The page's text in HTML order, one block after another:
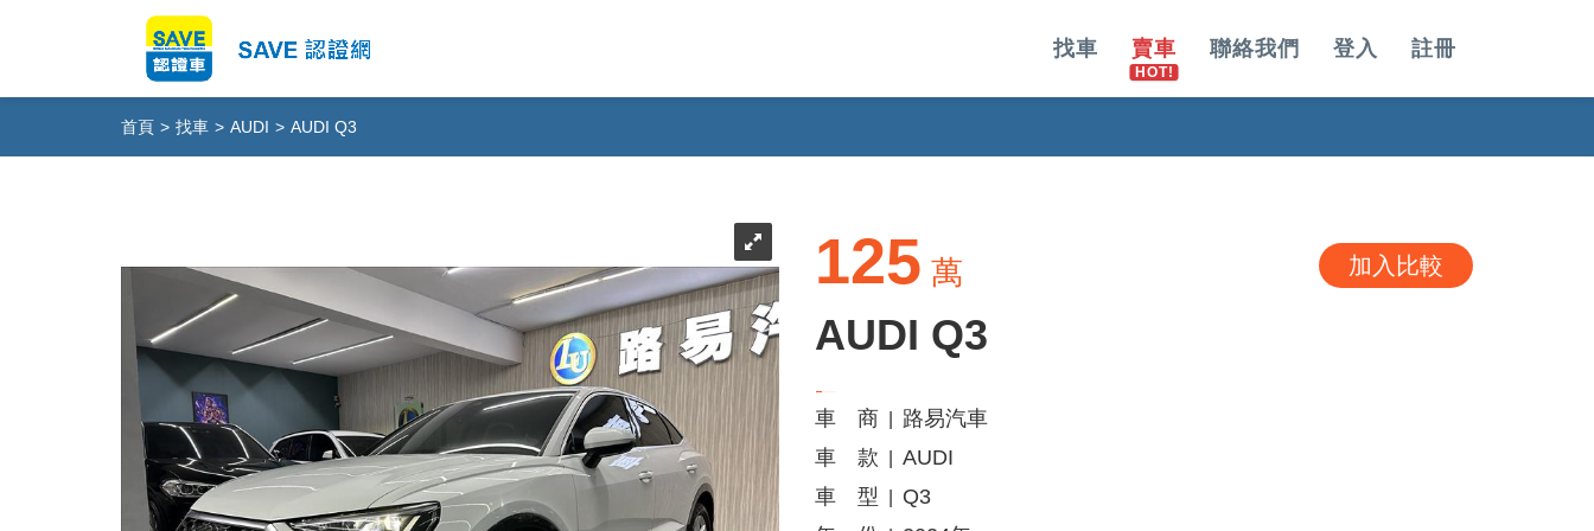
找車 賣車 聯絡我們 登入 註冊
首頁 > 找車 > AUDI > AUDI Q3
125 萬 加入比較
AUDI Q3
車 商
路易汽車
車 款
AUDI
車 型
Q3